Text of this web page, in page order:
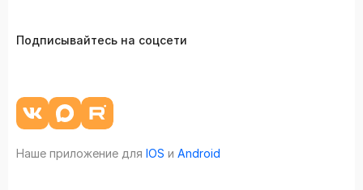
Подписывайтесь на соцсети
Наше приложение для IOS и Android